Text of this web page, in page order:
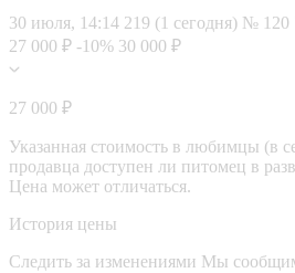
30 июля, 14:14 219 (1 сегодня) № 120
27 000 ₽ -10% 30 000 ₽
27 000 ₽
Указанная стоимость в любимцы (в
продавца доступен ли питомец в
Цена может отличаться.
История цены
Следить за изменениями Мы